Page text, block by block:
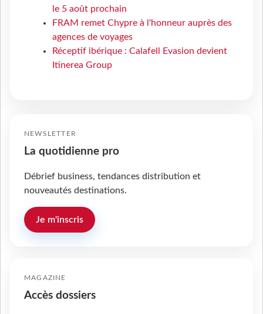
le 5 août prochain
FRAM remet Chypre à l'honneur auprès des
agences de voyages
Réceptif ibérique : Calafell Evasion devient
Itinerea Group
NEWSLETTER
La quotidienne pro
Débrief business, tendances distribution et
nouveautés destinations.
Je m'inscris
MAGAZINE
Accès dossiers